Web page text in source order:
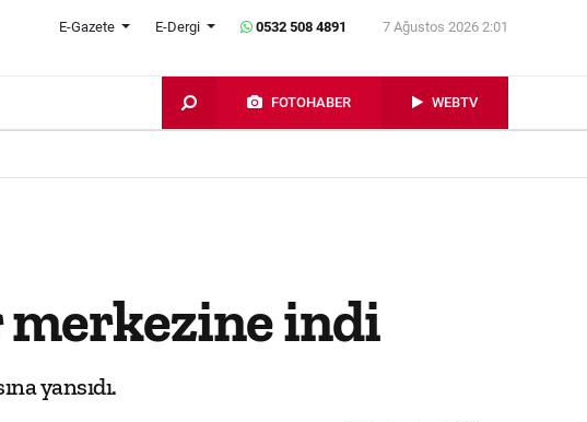
E-Gazete E-Dergi 0532 508 4891 7 Ağustos 2026 2:01
FOTOHABER WEBTV
merkezine indi
yansıdı.